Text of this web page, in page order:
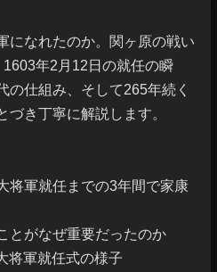
になれたのか。関ヶ原の戦い
年2月12日の就任の瞬
の仕組み、そして265年続く
き丁寧に解説します。
将軍就任までの3年間で家康
とがなぜ重要だったのか
将軍就任式の様子